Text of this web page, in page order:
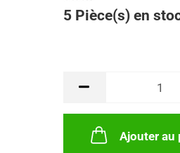
5 Pièce(s) en
Ajouter au